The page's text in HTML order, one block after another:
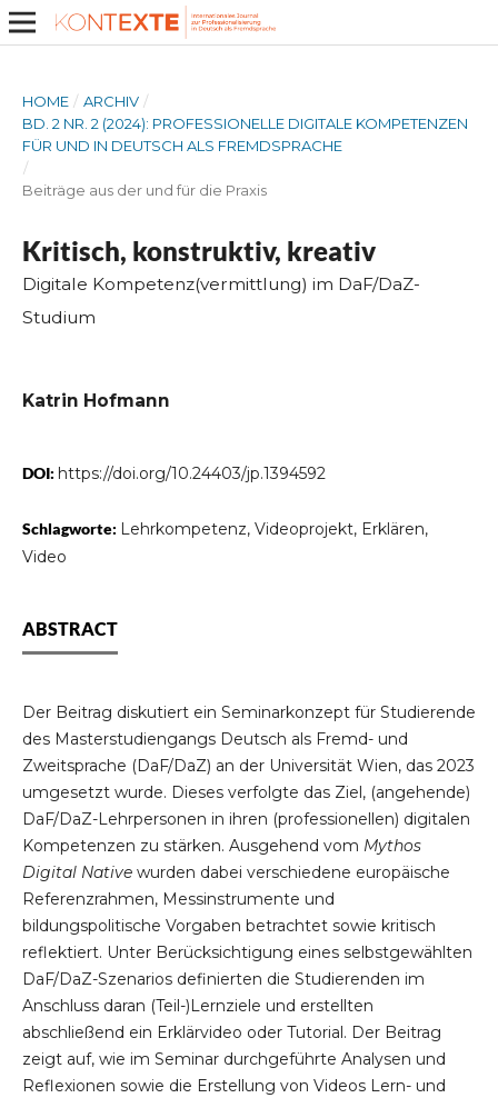
HOME / ARCHIV /
BD. 2 NR. 2 (2024): PROFESSIONELLE DIGITALE KOMPETENZEN
FÜR UND IN DEUTSCH ALS FREMDSPRACHE
/
Beiträge aus der und für die Praxis
Kritisch, konstruktiv, kreativ
Digitale Kompetenz(vermittlung) im DaF/DaZ-
Studium
Katrin Hofmann
DOI: https://doi.org/10.24403/jp.1394592
Schlagworte: Lehrkompetenz, Videoprojekt, Erklären,
Video
ABSTRACT
Der Beitrag diskutiert ein Seminarkonzept für Studierende
des Masterstudiengangs Deutsch als Fremd- und
Zweitsprache (DaF/DaZ) an der Universität Wien, das 2023
umgesetzt wurde. Dieses verfolgte das Ziel, (angehende)
DaF/DaZ-Lehrpersonen in ihren (professionellen) digitalen
Kompetenzen zu stärken. Ausgehend vom Mythos
Digital Nativewurden dabei verschiedene europäische
Referenzrahmen, Messinstrumente und
bildungspolitische Vorgaben betrachtet sowie kritisch
reflektiert. Unter Berücksichtigung eines selbstgewählten
DaF/DaZ-Szenarios definierten die Studierenden im
Anschluss daran (Teil-)Lernziele und erstellten
abschließend ein Erklärvideo oder Tutorial. Der Beitrag
zeigt auf, wie im Seminar durchgeführte Analysen und
Reflexionen sowie die Erstellung von Videos Lern- und